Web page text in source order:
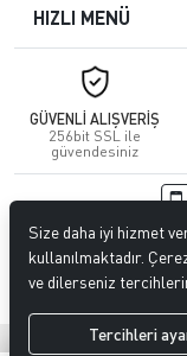
HIZLI MENÜ
GÜVENLİ ALIŞVERİŞ
256bit SSL ile
güvendesiniz
© 2026
Hipotenüs ®
Size daha iyi hizmet
kullanılmaktadır.
ve dilerseniz
Tercihleri